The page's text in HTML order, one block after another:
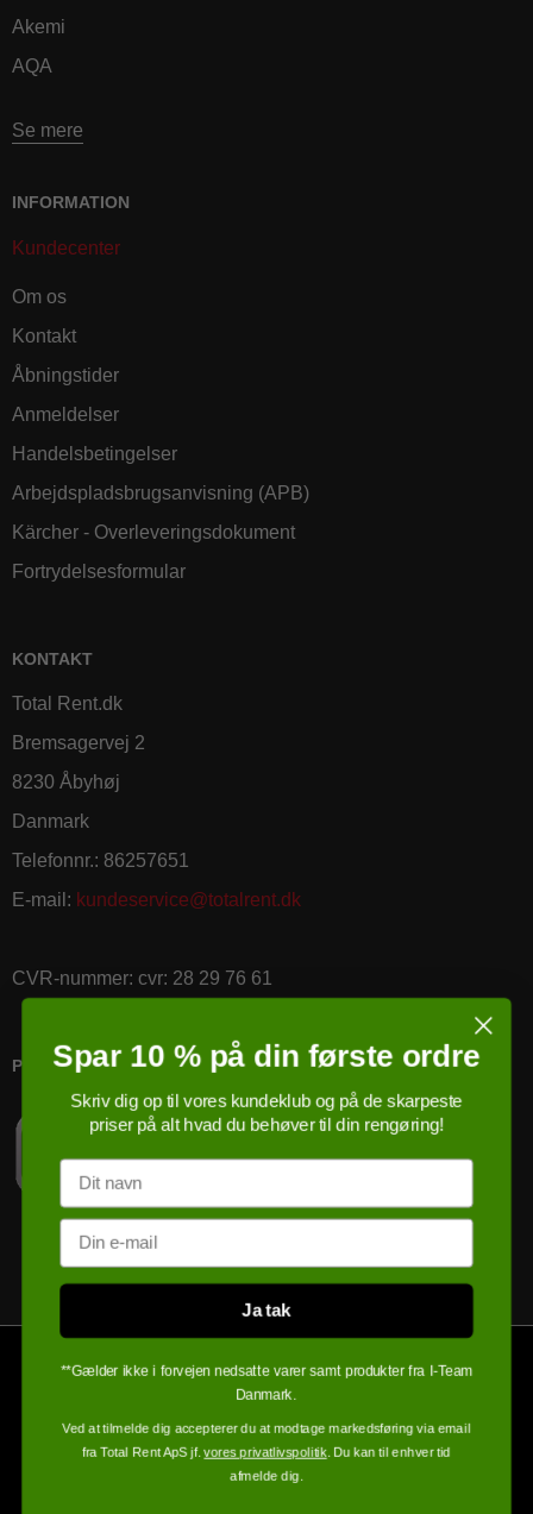
Akemi
AQA
Se mere
INFORMATION
Kundecenter
Om os
Kontakt
Åbningstider
Anmeldelser
Handelsbetingelser
Arbejdspladsbrugsanvisning (APB)
Kärcher - Overleveringsdokument
Fortrydelsesformular
KONTAKT
Total Rent.dk
Bremsagervej 2
8230 Åbyhøj
Danmark
Telefonnr.: 86257651
E-mail : kundeservice@totalrent.dk
CVR-nummer: cvr: 28 29 76 61
PRICERUNNER KØBSGARANTI
Spar 10 % på din første ordre
Skriv dig op til vores kundeklub og på de skarpeste
priser på alt hvad du behøver til din rengøring!
Navn
Email
Ja tak
**Gælder ikke i forvejen nedsatte varer samt produkter fra I-Team
Danmark.
Ved at tilmelde dig accepterer du at modtage markedsføring via email
fra Total Rent ApS jf.vores privatlivspolitik. Du kan til enhver tid
afmelde dig.